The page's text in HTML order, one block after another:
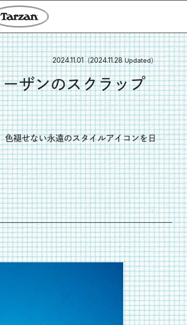
2024.11.01（2024.11.28 Updated）
ザンのスクラップ
褪せない永遠のスタイルアイコンを日